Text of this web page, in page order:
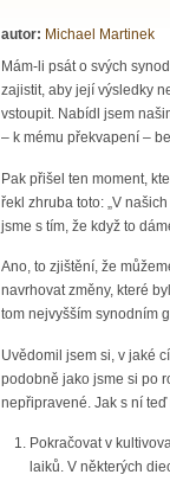
autor: Michael Martinek
Mám-li psát o svých
zajistit, aby její výsledky
vstoupit. Nabídl jsem
– k mému překvapení –
Pak přišel ten moment,
řekl zhruba toto: „V
jsme s tím, že když to
Ano, to zjištění, že
navrhovat změny, které
tom nejvyšším synodním
Uvědomil jsem si, v jaké
podobně jako jsme si po
nepřipravené. Jak s ní
Pokračovat v
laiků. V některých